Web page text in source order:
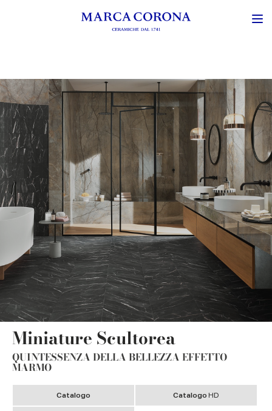
Miniature Scultorea
QUINTESSENZA DELLA BELLEZZA EFFETTO
MARMO
Catalogo Catalogo HD